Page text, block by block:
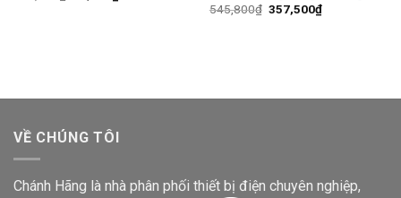
gốc
hiện
545,800₫ Giá
357,500₫Giá
hiện
VỀ CHÚNG TÔI
Chánh Hãng là nhà phân phối thiết bị điện chuyên nghiệp,